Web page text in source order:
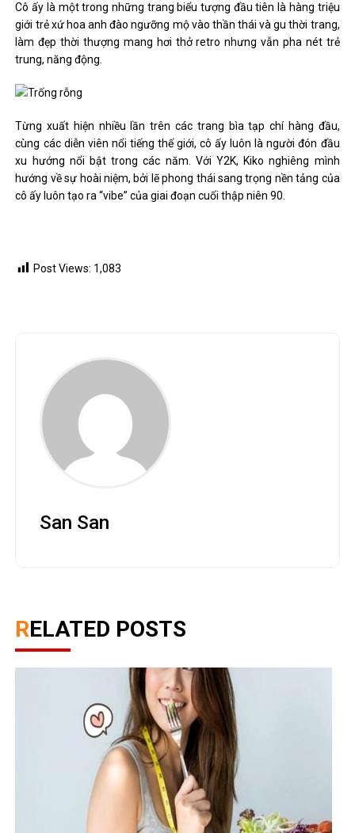
Cô ấy là một trong những trang biểu tượng đầu tiên là hàng triệu
giới trẻ xứ hoa anh đào ngưỡng mộ vào thần thái và gu thời trang,
làm đẹp thời thượng mang hơi thở retro nhưng vẫn pha nét trẻ
trung, năng động.
Từng xuất hiện nhiều lần trên các trang bìa tạp chí hàng đầu,
cùng các diễn viên nổi tiếng thế giới, cô ấy luôn là người đón đầu
xu hướng nổi bật trong các năm. Với Y2K, Kiko nghiêng mình
hướng về sự hoài niệm, bởi lẽ phong thái sang trọng nền tảng của
cô ấy luôn tạo ra “vibe” của giai đoạn cuối thập niên 90.
Post Views: 1,083
San San
RELATED POSTS